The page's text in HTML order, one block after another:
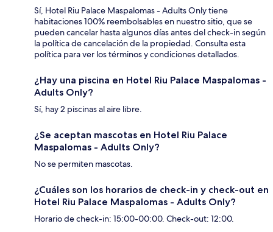
Sí, Hotel Riu Palace Maspalomas - Adults Only tiene
habitaciones 100% reembolsables en nuestro sitio, que se
pueden cancelar hasta algunos días antes del check-in según
la política de cancelación de la propiedad. Consulta esta
política para ver los términos y condiciones detallados.
¿Hay una piscina en Hotel Riu Palace Maspalomas -
Adults Only?
Sí, hay 2 piscinas al aire libre.
¿Se aceptan mascotas en Hotel Riu Palace
Maspalomas - Adults Only?
No se permiten mascotas.
¿Cuáles son los horarios de check-in y check-out en
Hotel Riu Palace Maspalomas - Adults Only?
Horario de check-in: 15:00-00:00. Check-out: 12:00.